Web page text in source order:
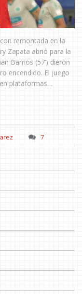
remontada en la
Zapata abrió para la
Barrios (57’) dieron
encendido. El juego
plataformas
7